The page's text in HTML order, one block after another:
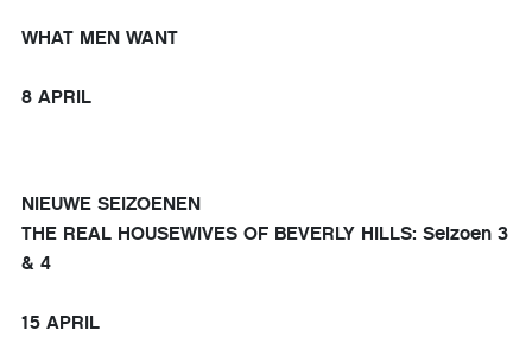
WHAT MEN WANT
8 APRIL
NIEUWE SEIZOENEN
THE REAL HOUSEWIVES OF BEVERLY HILLS: Seizoen 3
& 4
15 APRIL